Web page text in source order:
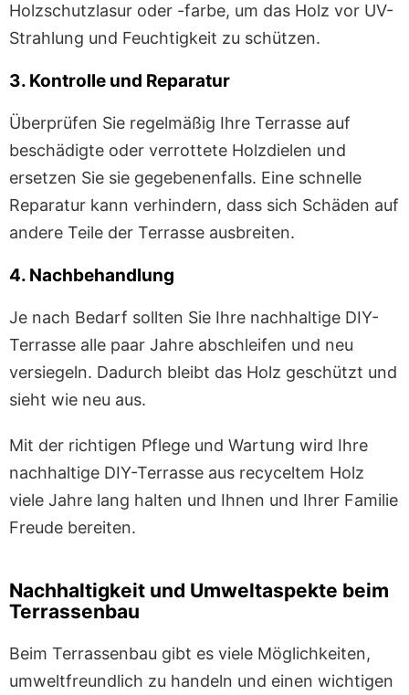
Holzschutzlasur oder -farbe, um das Holz vor UV-
Strahlung und Feuchtigkeit zu schützen.
3. Kontrolle und Reparatur
Überprüfen Sie regelmäßig Ihre Terrasse auf
beschädigte oder verrottete Holzdielen und
ersetzen Sie sie gegebenenfalls. Eine schnelle
Reparatur kann verhindern, dass sich Schäden auf
andere Teile der Terrasse ausbreiten.
4. Nachbehandlung
Je nach Bedarf sollten Sie Ihre nachhaltige DIY-
Terrasse alle paar Jahre abschleifen und neu
versiegeln. Dadurch bleibt das Holz geschützt und
sieht wie neu aus.
Mit der richtigen Pflege und Wartung wird Ihre
nachhaltige DIY-Terrasse aus recyceltem Holz
viele Jahre lang halten und Ihnen und Ihrer Familie
Freude bereiten.
Nachhaltigkeit und Umweltaspekte beim
Terrassenbau
Beim Terrassenbau gibt es viele Möglichkeiten,
umweltfreundlich zu handeln und einen wichtigen